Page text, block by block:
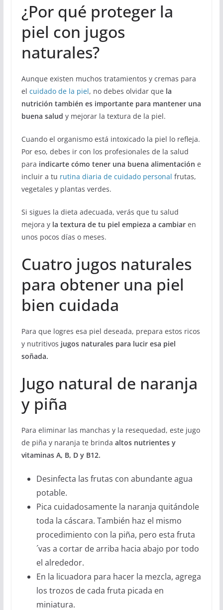
¿Por qué proteger la
piel con jugos
naturales?
Aunque existen muchos tratamientos y cremas para
el cuidado de la piel, no debes olvidar que la
nutrición también es importante para mantener una
buena salud y mejorar la textura de la piel.
Cuando el organismo está intoxicado la piel lo refleja.
Por eso, debes ir con los profesionales de la salud
para indicarte cómo tener una buena alimentación e
incluir a tu rutina diaria de cuidado personal frutas,
vegetales y plantas verdes.
Si sigues la dieta adecuada, verás que tu salud
mejora yla textura de tu piel empieza a cambiar en
unos pocos días o meses.
Cuatro jugos naturales
para obtener una piel
bien cuidada
Para que logres esa piel deseada, prepara estos ricos
y nutritivos jugos naturales para lucir esa piel
soñada.
Jugo natural de naranja
y piña
Para eliminar las manchas y la resequedad, este jugo
de piña y naranja te brinda altos nutrientes y
vitaminas A, B, D y B12.
Desinfecta las frutas con abundante agua
potable.
Pica cuidadosamente la naranja quitándole
toda la cáscara. También haz el mismo
procedimiento con la piña, pero esta fruta
´vas a cortar de arriba hacia abajo por todo
el alrededor.
En la licuadora para hacer la mezcla, agrega
los trozos de cada fruta picada en
miniatura.